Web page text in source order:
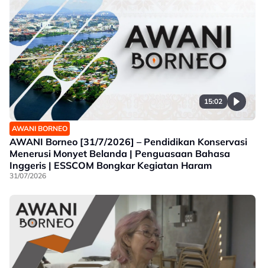
15:02
AWANI BORNEO
AWANI Borneo [31/7/2026] – Pendidikan Konservasi
Menerusi Monyet Belanda | Penguasaan Bahasa
Inggeris | ESSCOM Bongkar Kegiatan Haram
31/07/2026